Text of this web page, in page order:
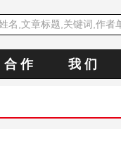
合 作 我 们